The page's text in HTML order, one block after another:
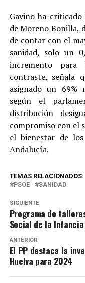
Gaviño ha
de Moreno Bonilla,
de contar con el
sanidad, solo un
incremento para
contraste, señala
asignado un 69%
según el
distribución
compromiso con el
el bienestar de
Andalucía.
TEMAS RELACIONADOS:
PSOE
SANIDAD
SIGUIENTE
Programa de
Social de la
ANTERIOR
El PP destaca la
Huelva para 2024